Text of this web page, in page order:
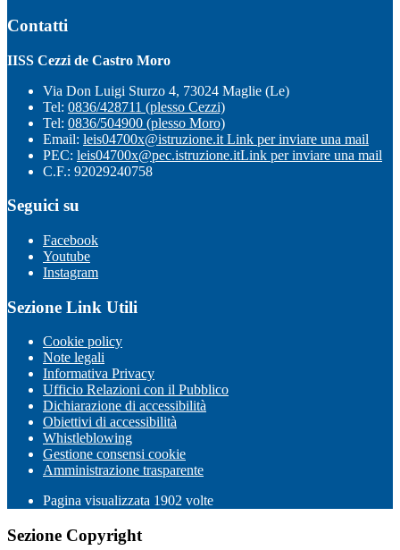
Contatti
IISS Cezzi de Castro Moro
Via Don Luigi Sturzo 4, 73024 Maglie (Le)
Tel: 0836/428711 (plesso Cezzi)
Tel: 0836/504900 (plesso Moro)
Email: leis04700x@istruzione.it Link per inviare una mail
PEC: leis04700x@pec.istruzione.itLink per inviare una mail
C.F.: 92029240758
Seguici su
Facebook
Youtube
Instagram
Sezione Link Utili
Cookie policy
Note legali
Informativa Privacy
Ufficio Relazioni con il Pubblico
Dichiarazione di accessibilità
Obiettivi di accessibilità
Whistleblowing
Gestione consensi cookie
Amministrazione trasparente
Pagina visualizzata 1902 volte
Sezione Copyright